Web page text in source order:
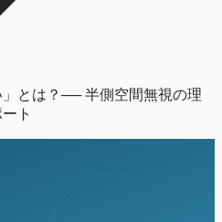
」とは？── 半側空間無視の理
ト